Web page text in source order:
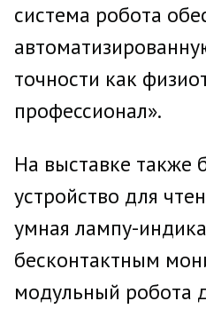
система робота
точности как
профессионал».
На выставке также
устройство для
умная лампу-
бесконтактным
модульный робота